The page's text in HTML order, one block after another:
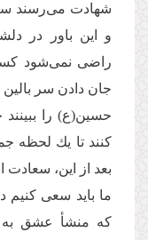
شهادت می‌‌رسند
و این باور در
راضی نمی‌‌شود
جان دادن سر
حسین(ع) را
كنند تا یك لحظه
بعد از این،
ما باید سعی كنیم
كه منشأ عشق به